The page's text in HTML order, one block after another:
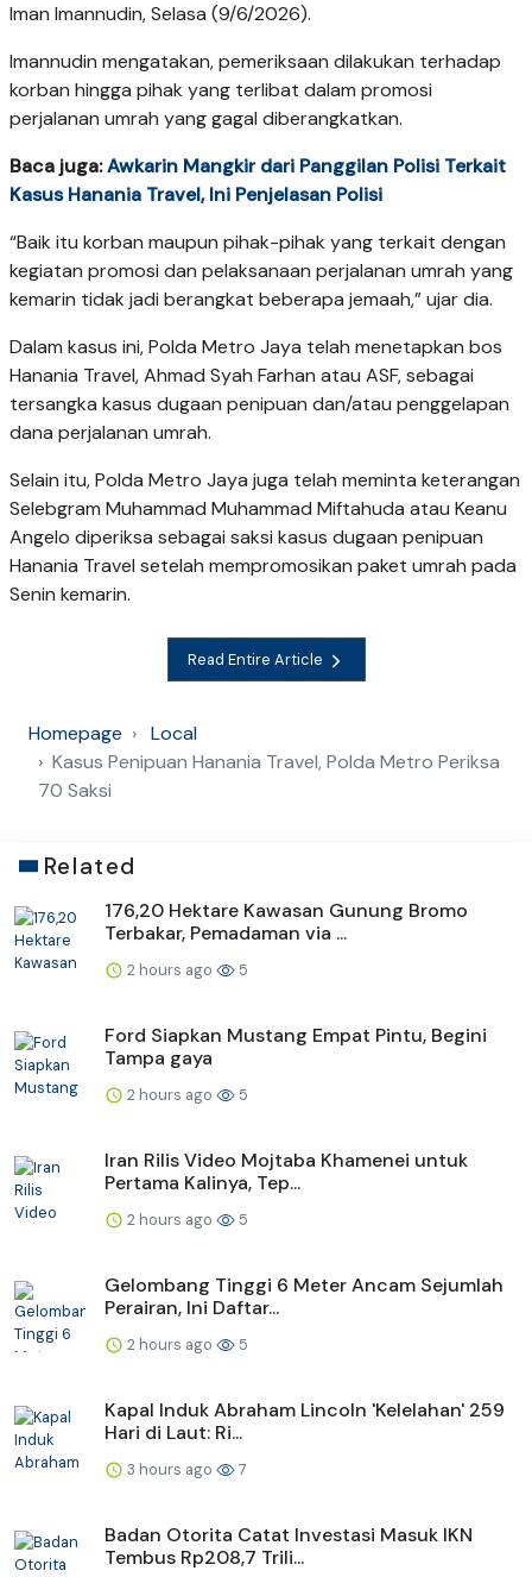
Iman Imannudin, Selasa (9/6/2026).
Imannudin mengatakan, pemeriksaan dilakukan terhadap
korban hingga pihak yang terlibat dalam promosi
perjalanan umrah yang gagal diberangkatkan.
Baca juga:Awkarin Mangkir dari Panggilan Polisi Terkait
Kasus Hanania Travel, Ini Penjelasan Polisi
“Baik itu korban maupun pihak-pihak yang terkait dengan
kegiatan promosi dan pelaksanaan perjalanan umrah yang
kemarin tidak jadi berangkat beberapa jemaah,” ujar dia.
Dalam kasus ini, Polda Metro Jaya telah menetapkan bos
Hanania Travel, Ahmad Syah Farhan atau ASF, sebagai
tersangka kasus dugaan penipuan dan/atau penggelapan
dana perjalanan umrah.
Selain itu, Polda Metro Jaya juga telah meminta keterangan
Selebgram Muhammad Muhammad Miftahuda atau Keanu
Angelo diperiksa sebagai saksi kasus dugaan penipuan
Hanania Travel setelah mempromosikan paket umrah pada
Senin kemarin.
Read Entire Article
Homepage
Local
Kasus Penipuan Hanania Travel, Polda Metro Periksa
70 Saksi
Related
176,20 Hektare Kawasan Gunung Bromo
Terbakar, Pemadaman via ...
2 hours ago 5
Ford Siapkan Mustang Empat Pintu, Begini
Tampa gaya
2 hours ago 5
Iran Rilis Video Mojtaba Khamenei untuk
Pertama Kalinya, Tep...
2 hours ago 5
Gelombang Tinggi 6 Meter Ancam Sejumlah
Perairan, Ini Daftar...
2 hours ago 5
Kapal Induk Abraham Lincoln 'Kelelahan' 259
Hari di Laut: Ri...
3 hours ago 7
Badan Otorita Catat Investasi Masuk IKN
Tembus Rp208,7 Trili...